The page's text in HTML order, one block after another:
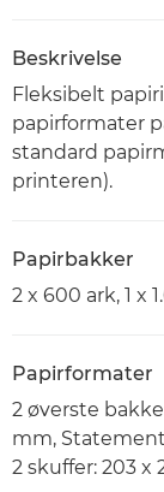
Beskrivelse
Fleksibelt
papirformater
standard
printeren).
Papirbakker
2 x 600 ark, 1 x
Papirformater
2 øverste
mm, Statement
2 skuffer: 203 x